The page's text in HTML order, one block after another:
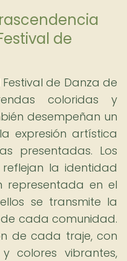
de
de Danza de
coloridas y
desempeñan un
expresión artística
presentadas. Los
la identidad
en el
se transmite la
cada comunidad.
de cada traje, con
colores vibrantes,